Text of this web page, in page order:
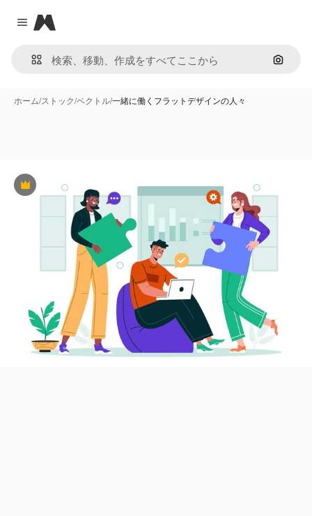
Close menu
Magnific
画像で
ホーム/ストック/ベクトル/一緒に働くフラットデザインの人々
Premium